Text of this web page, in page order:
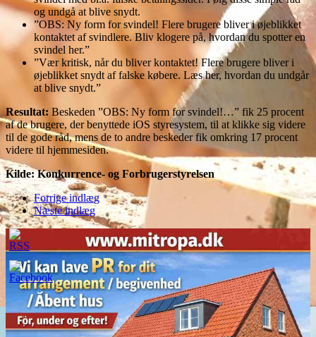
og undgå at blive snydt.
”OBS: Ny form for svindel! Flere brugere bliver i øjeblikket
kontaktet af svindlere. Bliv klogere på, hvordan du spotter en
svindel her.”
”Vær kritisk, når du bliver kontaktet! Flere brugere bliver i
øjeblikket snydt af falske købere. Læs her, hvordan du undgår
at blive snydt.”
Resultat: Beskeden ”OBS: Ny form for svindel!…” fik 25 procent
af de brugere, der benyttede iOS styresystem, til at klikke sig videre
til de gode råd, mens de to andre beskeder fik omkring 17 procent
videre til hjemmesiden.
Kilde: Konkurrence- og Forbrugerstyrelsen
Forrige indlæg
Næste indlæg